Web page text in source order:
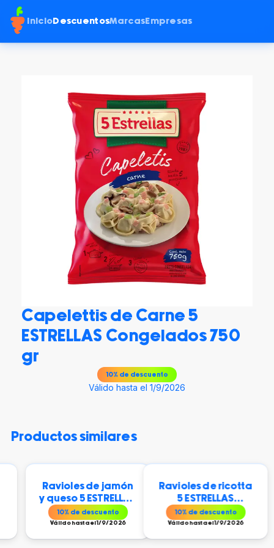
Inicio DescuentosMarcas Empresas
Capelettis de Carne 5
ESTRELLAS Congelados 750
gr
10% de descuento
Válido hasta el 1/9/2026
productos similares
Ravioles de jamón
y queso 5 ESTRELLAS
Congelados 750 g
10 % de descuento
Válido hasta el 1/9/2026
Ravioles de ricotta
5 ESTRELLAS
Congelados 750 g
10% de descuento
Válido hasta el 1/9/2026